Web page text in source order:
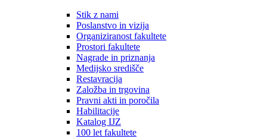
Stik z nami
Poslanstvo in vizija
Organiziranost fakultete
Prostori fakultete
Nagrade in priznanja
Medijsko središče
Restavracija
Založba in trgovina
Pravni akti in poročila
Habilitacije
Katalog IJZ
100 let fakultete